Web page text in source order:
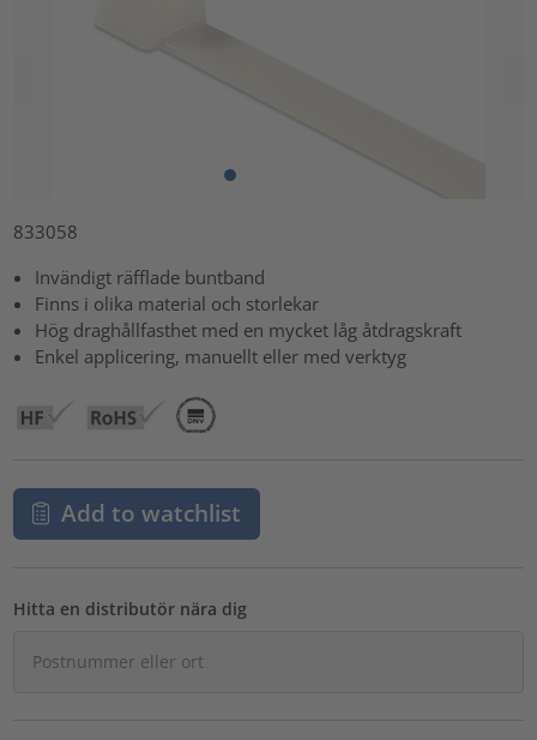
833058
Invändigt räfflade buntband
Finns i olika material och storlekar
Hög draghållfasthet med en mycket låg åtdragskraft
Enkel applicering, manuellt eller med verktyg
Add to watchlist
Hitta en distributör nära dig